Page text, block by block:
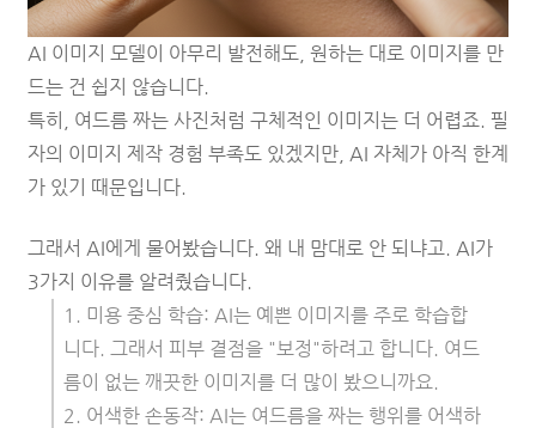
AI 이미지 모델이 아무리 발전해도, 원하는 대로 이미지를 만
드는 건 쉽지 않습니다.
특히, 여드름 짜는 사진처럼 구체적인 이미지는 더 어렵죠. 필
자의 이미지 제작 경험 부족도 있겠지만, AI 자체가 아직 한계
가 있기 때문입니다.
그래서 AI에게 물어봤습니다. 왜 내 맘대로 안 되냐고. AI가
3가지 이유를 알려줬습니다.
1. 미용 중심 학습: AI는 예쁜 이미지를 주로 학습합
니다. 그래서 피부 결점을 "보정"하려고 합니다. 여드
름이 없는 깨끗한 이미지를 더 많이 봤으니까요.
2. 어색한 손동작: AI는 여드름을 짜는 행위를 어색하